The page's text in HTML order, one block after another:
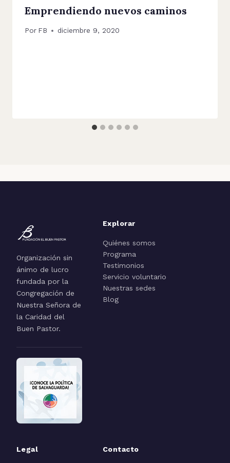
Emprendiendo nuevos caminos
Por FB diciembre 9, 2020
Organización sin
ánimo de lucro
fundada por la
Congregación de
Nuestra Señora de
la Caridad del
Buen Pastor.
Explorar
Quiénes somos
Programa
Testimonios
Servicio voluntario
Nuestras sedes
Blog
Legal Contacto